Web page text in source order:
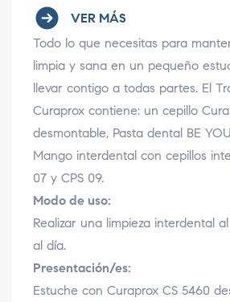
VER MÁS
Todo lo que necesitas para
limpia y sana en un pequeño
llevar contigo a todas partes. El
Curaprox contiene: un cepillo
desmontable, Pasta dental BE
Mango interdental con cepillos
07 y CPS 09.
Modo de uso:
Realizar una limpieza interdental
al día.
Presentación/es:
Estuche con Curaprox CS 5460